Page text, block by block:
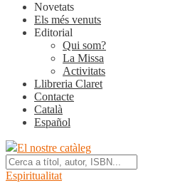
Novetats
Els més venuts
Editorial
Qui som?
La Missa
Activitats
Llibreria Claret
Contacte
Català
Español
El nostre catàleg
Espiritualitat